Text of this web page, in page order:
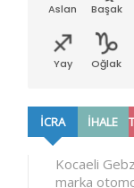
Aslan Başak
Yay Oğlak